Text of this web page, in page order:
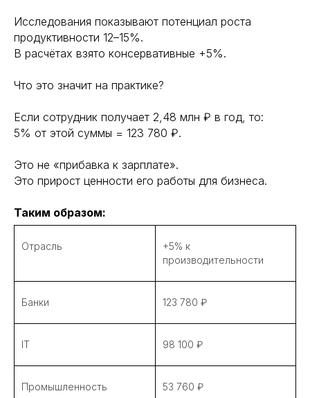
Исследования показывают потенциал роста
продуктивности 12–15%.
В расчётах взято консервативные +5%.
Что это значит на практике?
Если сотрудник получает 2,48 млн ₽ в год, то:
5% от этой суммы = 123 780 ₽.
Это не «прибавка к зарплате».
Это прирост ценности его работы для бизнеса.
Таким образом:
Отрасль
+5% к
производительности
Банки 123 780 ₽
IT 98 100 ₽
Промышленность 53 760 ₽